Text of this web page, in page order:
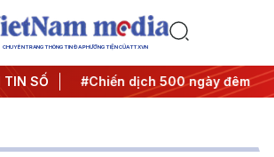
CHUYÊN TRANG THÔNG TIN ĐA PHƯƠNG TIỆN CỦA TTXVN
TIN SỐ
động #Chiến dịch 500 ngày đêm